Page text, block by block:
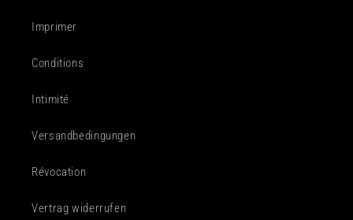
Imprimer
Conditions
Intimité
Versandbedingungen
Révocation
Vertrag widerrufen